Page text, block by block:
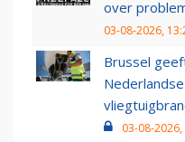
over
03-08-2026,
Brussel
03-08-2026,